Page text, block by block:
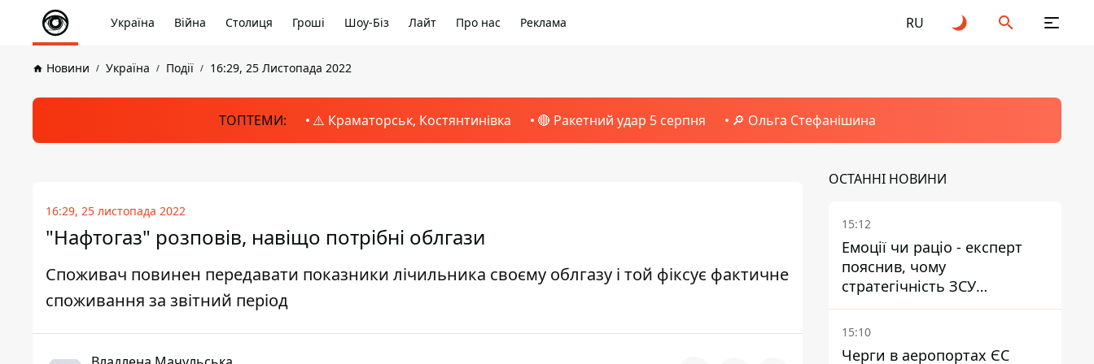
Україна Війна Столиця Гроші Шоу-Біз Лайт Про нас Реклама RU
Новини Україна Події 16:29, 25 Листопада 2022
ТОПТЕМИ: ⚠️ Краматорськ, Костянтинівка 🔴 Ракетний удар 5 серпня 🔎 Ольга Стефанішина
16:29, 25 листопада 2022
"Нафтогаз" розповів, навіщо потрібні облгази
Споживач повинен передавати показники лічильника своєму облгазу і той фіксує фактичне
споживання за звітний період
ОСТАННІ НОВИНИ
15:12
Емоції чи раціо - експерт
пояснив, чому
стратегічність ЗСУ
важливіша за емоційні
атаки РФ
15:10
Черги в аеропортах ЄС